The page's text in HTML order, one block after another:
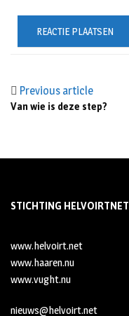
Previous article
Van wie is deze step?
STICHTING HELVOIRTNET
www.helvoirt.net
www.haaren.nu
www.vught.nu
nieuws@helvoirt.net